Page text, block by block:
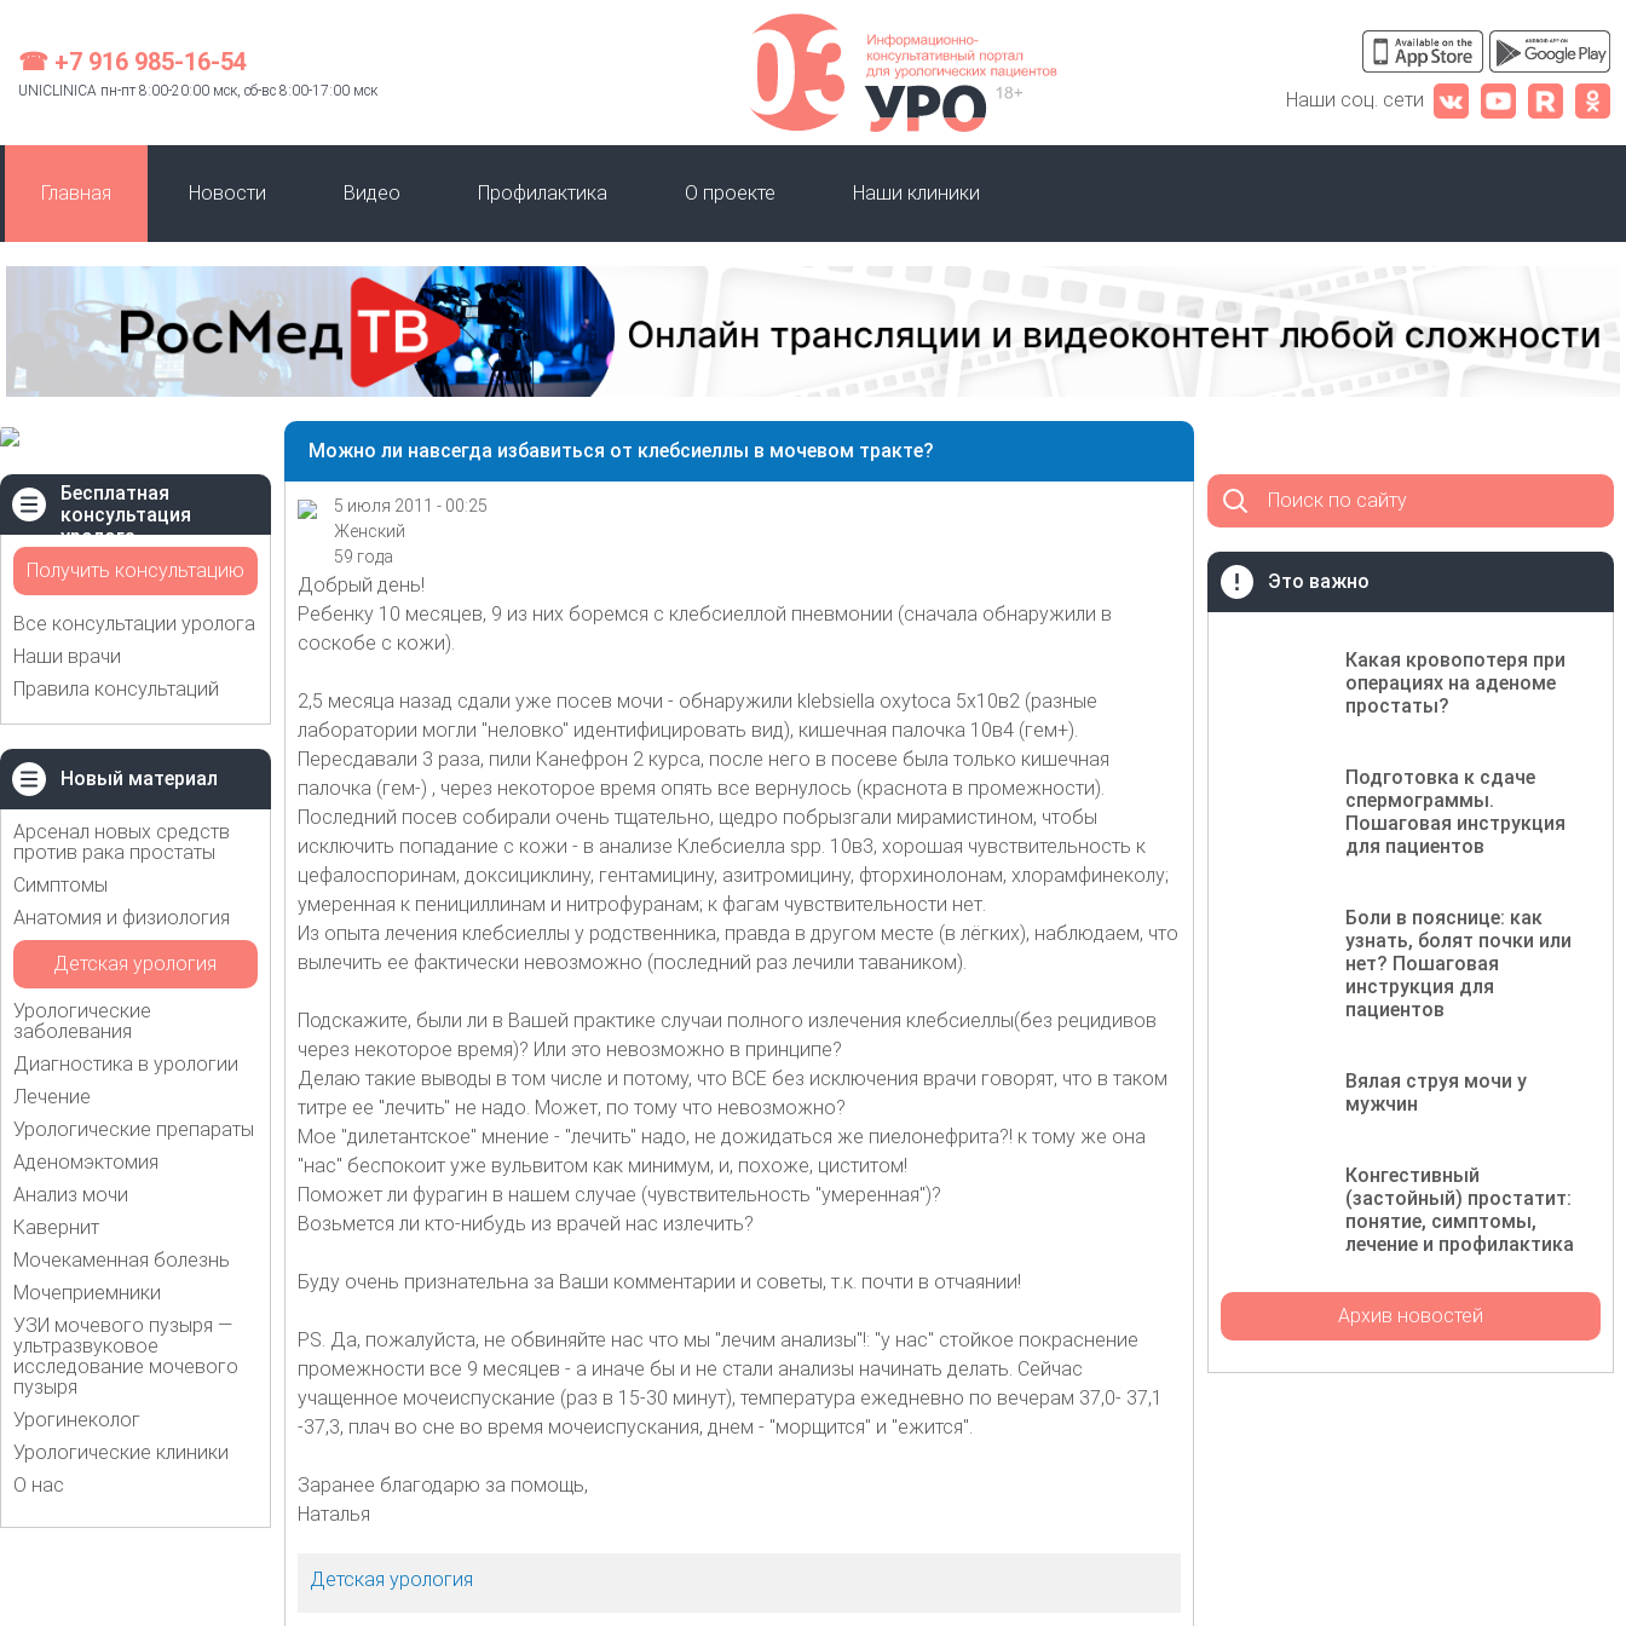
☎ +7 916 985-16-54
UNICLINICA пн-пт 8:00-20:00 мск, сб-вс 8:00-17:00 мск Наши соц. сети
Главная Новости Видео Профилактика О проекте Наши клиники
Бесплатная
консультация
уролога
Получить консультацию
Все консультации уролога
Наши врачи
Правила консультаций
Новый материал
Арсенал новых средств
против рака простаты
Симптомы
Анатомия и физиология
Детская урология
Урологические
заболевания
Диагностика в урологии
Лечение
Урологические препараты
Аденомэктомия
Анализ мочи
Кавернит
Мочекаменная болезнь
Мочеприемники
УЗИ мочевого пузыря —
ультразвуковое
исследование мочевого
пузыря
Урогинеколог
Урологические клиники
О нас
Можно ли навсегда избавиться от клебсиеллы в мочевом тракте?
5 июля 2011 - 00:25
Женский
59 года
Добрый день!
Ребенку 10 месяцев, 9 из них боремся с клебсиеллой пневмонии (сначала обнаружили в
соскобе с кожи).
2,5 месяца назад сдали уже посев мочи - обнаружили klebsiella oxytoca 5х10в2 (разные
лаборатории могли "неловко" идентифицировать вид), кишечная палочка 10в4 (гем+).
Пересдавали 3 раза, пили Канефрон 2 курса, после него в посеве была только кишечная
палочка (гем-) , через некоторое время опять все вернулось (краснота в промежности).
Последний посев собирали очень тщательно, щедро побрызгали мирамистином, чтобы
исключить попадание с кожи - в анализе Клебсиелла spp. 10в3, хорошая чувствительность к
цефалоспоринам, доксициклину, гентамицину, азитромицину, фторхинолонам, хлорамфинеколу;
умеренная к пенициллинам и нитрофуранам; к фагам чувствительности нет.
Из опыта лечения клебсиеллы у родственника, правда в другом месте (в лёгких), наблюдаем, что
вылечить ее фактически невозможно (последний раз лечили таваником).
Подскажите, были ли в Вашей практике случаи полного излечения клебсиеллы(без рецидивов
через некоторое время)? Или это невозможно в принципе?
Делаю такие выводы в том числе и потому, что ВСЕ без исключения врачи говорят, что в таком
титре ее "лечить" не надо. Может, по тому что невозможно?
Мое "дилетантское" мнение - "лечить" надо, не дожидаться же пиелонефрита?! к тому же она
"нас" беспокоит уже вульвитом как минимум, и, похоже, циститом!
Поможет ли фурагин в нашем случае (чувствительность "умеренная")?
Возьмется ли кто-нибудь из врачей нас излечить?
Буду очень признательна за Ваши комментарии и советы, т.к. почти в отчаянии!
PS. Да, пожалуйста, не обвиняйте нас что мы "лечим анализы"!: "у нас" стойкое покраснение
промежности все 9 месяцев - а иначе бы и не стали анализы начинать делать. Сейчас
учащенное мочеиспускание (раз в 15-30 минут), температура ежедневно по вечерам 37,0- 37,1
-37,3, плач во сне во время мочеиспускания, днем - "морщится" и "ежится".
Заранее благодарю за помощь,
Наталья
Детская урология
Поиск по сайту
Это важно
Какая кровопотеря при
операциях на аденоме
простаты?
Подготовка к сдаче
спермограммы.
Пошаговая инструкция
для пациентов
Боли в пояснице: как
узнать, болят почки или
нет? Пошаговая
инструкция для
пациентов
Вялая струя мочи у
мужчин
Конгестивный
(застойный) простатит:
понятие, симптомы,
лечение и профилактика
Архив новостей